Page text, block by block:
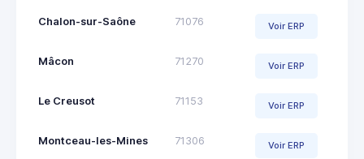
Chalon-sur-Saône 71076 Voir ERP
Mâcon 71270 Voir ERP
Le Creusot 71153 Voir ERP
Montceau-les-Mines 71306 Voir ERP